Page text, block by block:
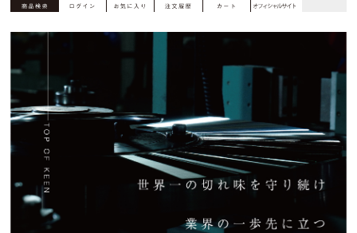
私たちについて
商品一覧
ご利用ガイド